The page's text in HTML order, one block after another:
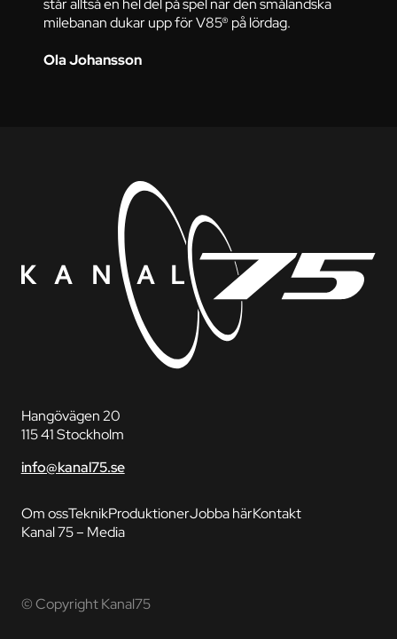
milebanan dukar upp för V85® på lördag.
Ola Johansson
Hangövägen 20
115 41 Stockholm
info@kanal75.se
Om ossTeknikProduktionerJobba härKontakt
Kanal 75 – Media
© Copyright Kanal75